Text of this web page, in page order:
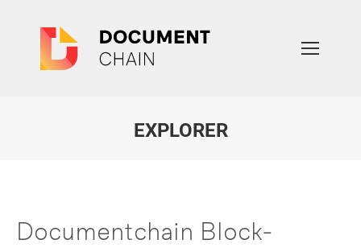
EXPLORER
Documentchain Block-